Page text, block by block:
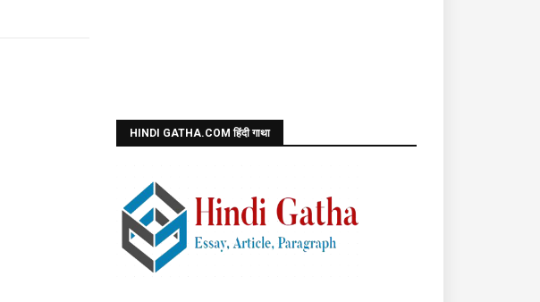
HINDI GATHA.COM हिंदी गाथा